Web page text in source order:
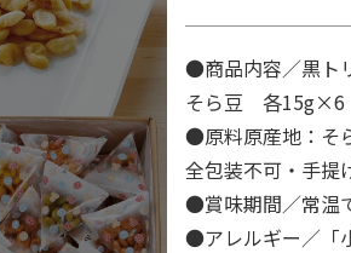
●商品内容／黒ト
そら豆 各15g×6
●原料原産地：そ
全包装不可・手
●賞味期間／常温
●アレルギー／「